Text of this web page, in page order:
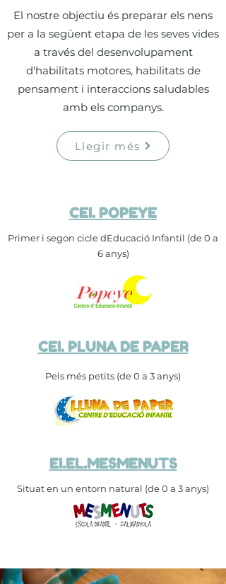
El nostre objectiu és preparar els nens
per a la següent etapa de les seves vides
a través del desenvolupament
d'habilitats motores, habilitats de
pensament i interaccions saludables
amb els companys.
Llegir més
CEI. POPEYE
Primer i segon cicle dEducació Infantil (de 0 a
6 anys)
CEI. PLUNA DE PAPER
Pels més petits (de 0 a 3 anys)
EI.EL.MESMENUTS
Situat en un entorn natural (de 0 a 3 anys)